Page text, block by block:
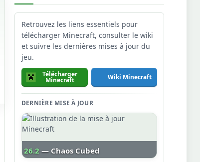
Retrouvez les liens essentiels pour
télécharger Minecraft, consulter le wiki
et suivre les dernières mises à jour du
jeu.
Télécharger
Minecraft Wiki Minecraft
DERNIÈRE MISE À JOUR
26.2 — Chaos Cubed